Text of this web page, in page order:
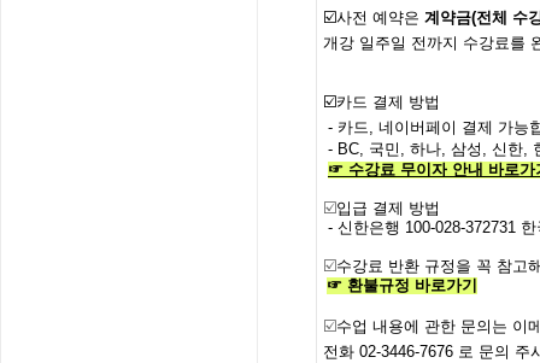
☑️사전 예약은 계약금(전체 수
개강 일주일 전까지 수강료를
☑️카드 결제 방법
- 카드, 네이버페이 결제 가능
- BC, 국민, 하나, 삼성, 신한,
☞ 수강료 무이자 안내 바로가
☑️입급 결제 방법
- 신한은행 100-028-372731
☑️수강료 반환 규정을 꼭 참고
☞ 환불규정 바로가기
☑️수업 내용에 관한 문의는 이
전화 02-3446-7676 로 문의 주